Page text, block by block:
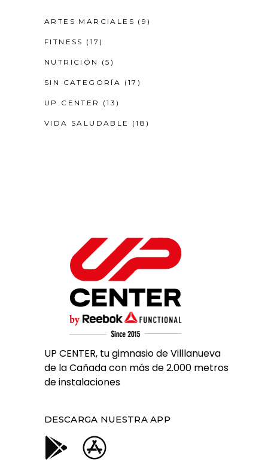
ARTES MARCIALES (9)
FITNESS (17)
NUTRICIÓN (5)
SIN CATEGORÍA (17)
UP CENTER (13)
VIDA SALUDABLE (18)
UP CENTER, tu gimnasio de Villlanueva
de la Cañada con más de 2.000 metros
de instalaciones
DESCARGA NUESTRA APP